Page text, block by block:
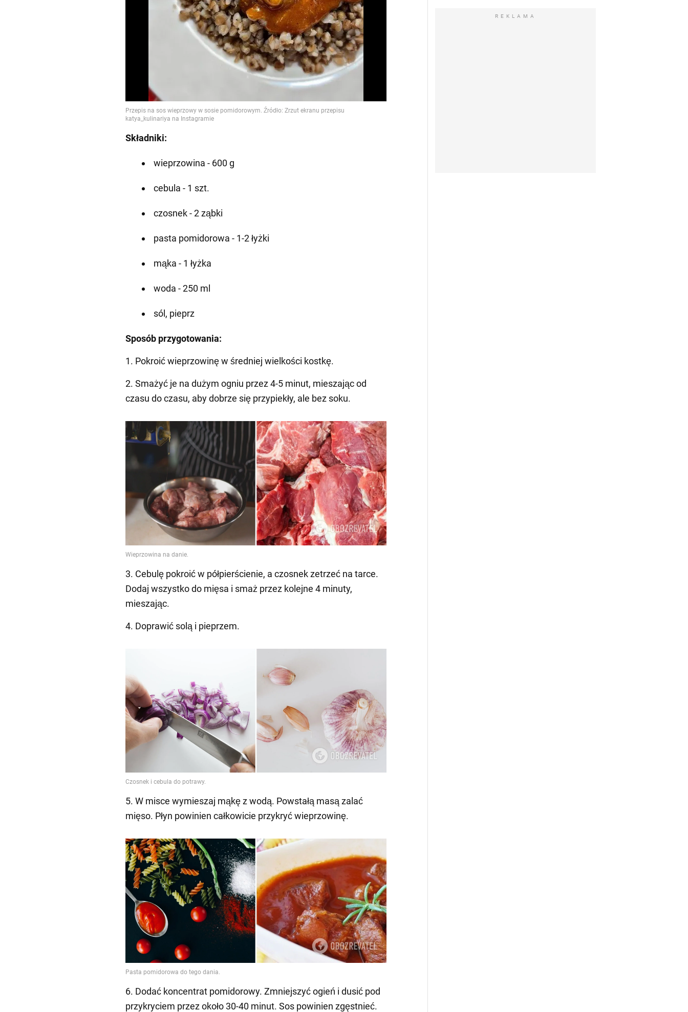
Video
Składniki:
wieprzowina - 600 g
cebula - 1 szt.
czosnek - 2 ząbki
pasta pomidorowa - 1-2 łyżki
mąka - 1 łyżka
woda - 250 ml
sól, pieprz
Sposób przygotowania:
1. Pokroić wieprzowinę w średniej wielkości kostkę.
2. Smażyć je na dużym ogniu przez 4-5 minut, mieszając od
czasu do czasu, aby dobrze się przypiekły, ale bez soku.
3. Cebulę pokroić w półpierścienie, a czosnek zetrzeć na tarce.
Dodaj wszystko do mięsa i smaż przez kolejne 4 minuty,
mieszając.
4. Doprawić solą i pieprzem.
5. W misce wymieszaj mąkę z wodą. Powstałą masą zalać
mięso. Płyn powinien całkowicie przykryć wieprzowinę.
6. Dodać koncentrat pomidorowy. Zmniejszyć ogień i dusić pod
przykryciem przez około 30-40 minut. Sos powinien zgęstnieć.
REKLAMA